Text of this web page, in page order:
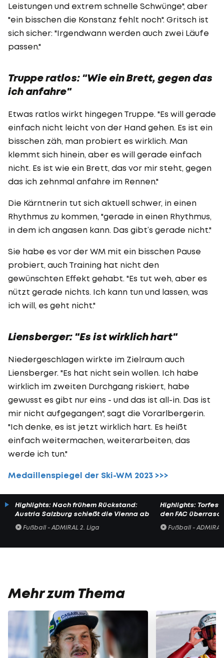
Leistungen und extrem schnelle Schwünge", aber
"ein bisschen die Konstanz fehlt noch". Gritsch ist
sich sicher: "Irgendwann werden auch zwei Läufe
passen."
Truppe ratlos: "Wie ein Brett, gegen das
ich anfahre"
Etwas ratlos wirkt hingegen Truppe. "Es will gerade
einfach nicht leicht von der Hand gehen. Es ist ein
bisschen zäh, man probiert es wirklich. Man
klemmt sich hinein, aber es will gerade einfach
nicht. Es ist wie ein Brett, das vor mir steht, gegen
das ich zehnmal anfahre im Rennen."
Die Kärntnerin tut sich aktuell schwer, in einen
Rhythmus zu kommen, "gerade in einen Rhythmus,
in dem ich angasen kann. Das gibt’s gerade nicht."
Sie habe es vor der WM mit ein bisschen Pause
probiert, auch Training hat nicht den
gewünschten Effekt gehabt. "Es tut weh, aber es
nützt gerade nichts. Ich kann tun und lassen, was
ich will, es geht nicht."
Liensberger: "Es ist wirklich hart"
Niedergeschlagen wirkte im Zielraum auch
Liensberger. "Es hat nicht sein wollen. Ich habe
wirklich im zweiten Durchgang riskiert, habe
gewusst es gibt nur eins - und das ist all-in. Das ist
mir nicht aufgegangen", sagt die Vorarlbergerin.
"Ich denke, es ist jetzt wirklich hart. Es heißt
einfach weitermachen, weiterarbeiten, das
werde ich tun."
Medaillenspiegel der Ski-WM 2023 >>>
Highlights: Nach frühem Rückstand:
Austria Salzburg schießt die Vienna ab
Fußball - ADMIRAL 2. Liga
Highlights:
den FAC
Fußball -
Mehr zum Thema